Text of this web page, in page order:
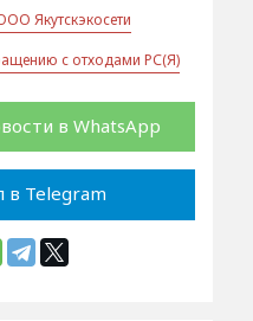
Якутскэкосети
с отходами РС(Я)
в WhatsApp
в Telegram